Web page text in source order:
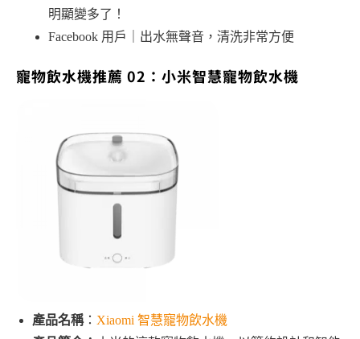
明顯變多了！
Facebook 用戶｜出水無聲音，清洗非常方便
寵物飲水機推薦 02：小米智慧寵物飲水機
產品名稱： Xiaomi 智慧寵物飲水機